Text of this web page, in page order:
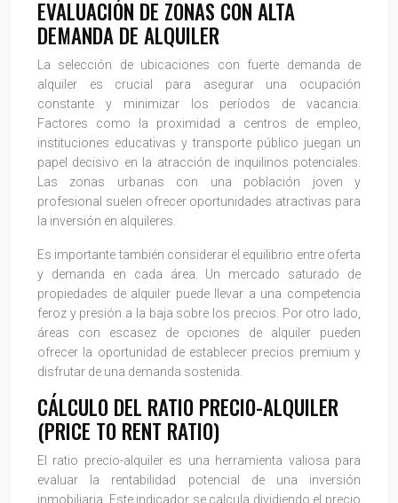
EVALUACIÓN DE ZONAS CON ALTA
DEMANDA DE ALQUILER
La selección de ubicaciones con fuerte demanda de
alquiler es crucial para asegurar una ocupación
constante y minimizar los períodos de vacancia.
Factores como la proximidad a centros de empleo,
instituciones educativas y transporte público juegan un
papel decisivo en la atracción de inquilinos potenciales.
Las zonas urbanas con una población joven y
profesional suelen ofrecer oportunidades atractivas para
la inversión en alquileres.
Es importante también considerar el equilibrio entre oferta
y demanda en cada área. Un mercado saturado de
propiedades de alquiler puede llevar a una competencia
feroz y presión a la baja sobre los precios. Por otro lado,
áreas con escasez de opciones de alquiler pueden
ofrecer la oportunidad de establecer precios premium y
disfrutar de una demanda sostenida.
CÁLCULO DEL RATIO PRECIO-ALQUILER
(PRICE TO RENT RATIO)
El ratio precio-alquiler es una herramienta valiosa para
evaluar la rentabilidad potencial de una inversión
inmobiliaria. Este indicador se calcula dividiendo el precio